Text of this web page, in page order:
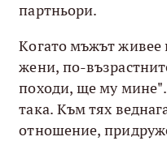
партньори.
Когато мъжът живее
жени, по-
походи, ще му мине".
така. Към тях
отношение,